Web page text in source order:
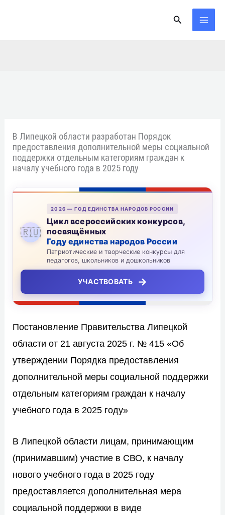
Поиск
В Липецкой области разработан Порядок
предоставления дополнительной меры социальной
поддержки отдельным категориям граждан к
началу учебного года в 2025 году
🇷🇺
2026 — ГОД ЕДИНСТВА НАРОДОВ РОССИИ
Цикл всероссийских конкурсов,
посвящённых
Году единства народов России
Патриотические и творческие конкурсы для
педагогов, школьников и дошкольников
УЧАСТВОВАТЬ →
Постановление Правительства Липецкой
области от 21 августа 2025 г. № 415 «Об
утверждении Порядка предоставления
дополнительной меры социальной поддержки
отдельным категориям граждан к началу
учебного года в 2025 году»
В Липецкой области лицам, принимающим
(принимавшим) участие в СВО, к началу
нового учебного года в 2025 году
предоставляется дополнительная мера
социальной поддержки в виде